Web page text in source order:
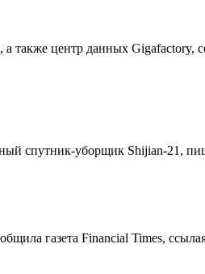
также центр данных Gigafactory,
спутник-уборщик Shijian-21,
газета Financial Times,